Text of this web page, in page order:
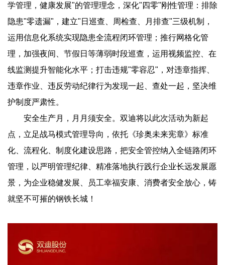
学管理，健康发展"的管理理念，深化"四零"刚性管理：排除
隐患"零遗漏"，建立"日巡查、周检查、月排查"三级机制，
运用信息化系统实现隐患全流程闭环管理；推行网格化管
理，加强夜间、节假日等薄弱时段巡查，运用视频监控、在
线监测提升智能化水平；打击违规"零容忍"，对违章指挥、
违章作业、违反劳动纪律行为发现一起、查处一起，坚决维
护制度严肃性。
安全生产月，月月须安全。双迪将以此次活动为新起
点，立足战马模式管理导向，依托《珍奥未来宪章》标准
化、流程化、制度化建设思路，把安全管控纳入全链路闭环
管理，以严明管理纪律、精准落地执行践行企业长远发展愿
景，为企业稳健发展、员工幸福安康、消费者安全放心，铸
就坚不可摧的钢铁长城！